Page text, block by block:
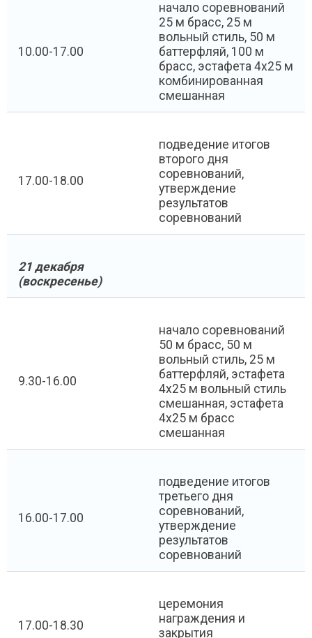
10.00-17.00
начало соревнований
25 м брасс, 25 м
вольный стиль, 50 м
баттерфляй, 100 м
брасс, эстафета 4х25 м
комбинированная
смешанная
17.00-18.00
подведение итогов
второго дня
соревнований,
утверждение
результатов
соревнований
21 декабря
(воскресенье)
9.30-16.00
начало соревнований
50 м брасс, 50 м
вольный стиль, 25 м
баттерфляй, эстафета
4х25 м вольный стиль
смешанная, эстафета
4х25 м брасс
смешанная
16.00-17.00
подведение итогов
третьего дня
соревнований,
утверждение
результатов
соревнований
17.00-18.30
церемония
награждения и
закрытия